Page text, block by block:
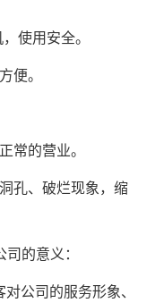
使用安全。
便。
常的营业。
孔、破烂现象，缩
的意义：
公司的服务形象、